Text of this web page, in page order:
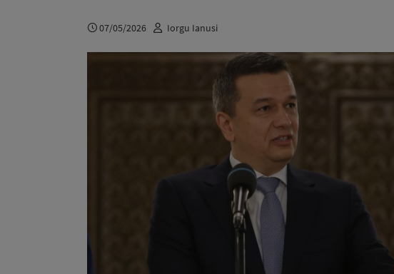
07/05/2026 Iorgu Ianusi